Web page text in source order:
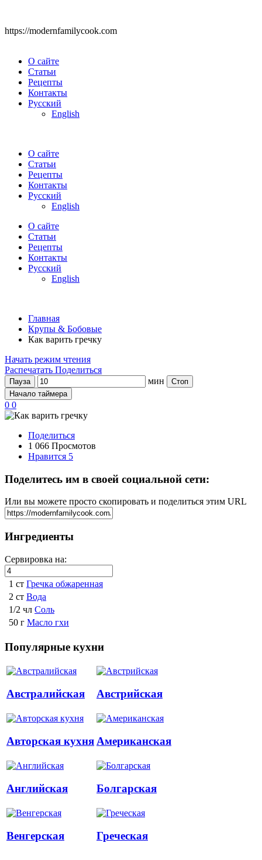
https://modernfamilycook.com
О сайте
Статьи
Рецепты
Контакты
Русский
English
О сайте
Статьи
Рецепты
Контакты
Русский
English
О сайте
Статьи
Рецепты
Контакты
Русский
English
Главная
Крупы & Бобовые
Как варить гречку
Начать режим чтения
Распечатать Поделиться
Пауза мин
Стоп
Начало таймера
0 0
Поделиться
1 066 Просмотов
Нравится 5
Поделитесь им в своей социальной сети:
Или вы можете просто скопировать и поделиться этим URL
Ингредиенты
Сервировка на:
1 ст Гречка обжаренная
2 ст Вода
1/2 чл Соль
50 г Масло гхи
Популярные кухни
Австралийская Австрийская
Авторская кухня Американская
Английская Болгарская
Венгерская Греческая